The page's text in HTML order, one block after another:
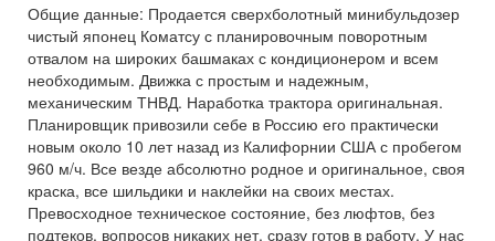
Общие данные: Продается сверхболотный минибульдозер
чистый японец Коматсу с планировочным поворотным
отвалом на широких башмаках с кондиционером и всем
необходимым. Движка с простым и надежным,
механическим ТНВД. Наработка трактора оригинальная.
Планировщик привозили себе в Россию его практически
новым около 10 лет назад из Калифорнии США с пробегом
960 м/ч. Все везде абсолютно родное и оригинальное, своя
краска, все шильдики и наклейки на своих местах.
Превосходное техническое состояние, без люфтов, без
подтеков, вопросов никаких нет, сразу готов в работу. У нас